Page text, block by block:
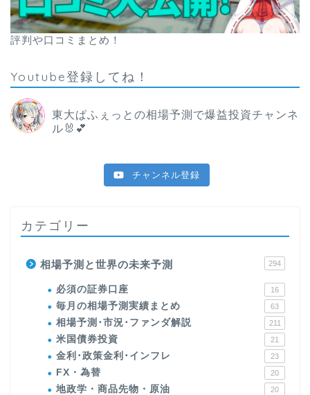
評判や口コミまとめ！
Youtube登録してね！
東大ぱふぇっとの相場予測で爆益投資チャンネ
ル🐰💕
チャンネル登録
カテゴリー
相場予測と世界の未来予測 294
必須の証券口座 16
毎月の相場予測実績まとめ 63
相場予測･市況･ファンダ解説 211
米国債券投資 21
金利･政策金利･インフレ 23
FX・為替 20
地政学・商品先物・原油 20